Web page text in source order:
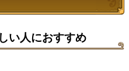
い人におすすめ